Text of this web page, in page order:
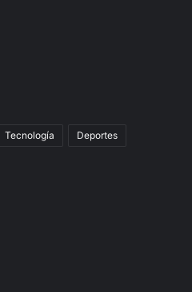
Tecnologí­a Deportes